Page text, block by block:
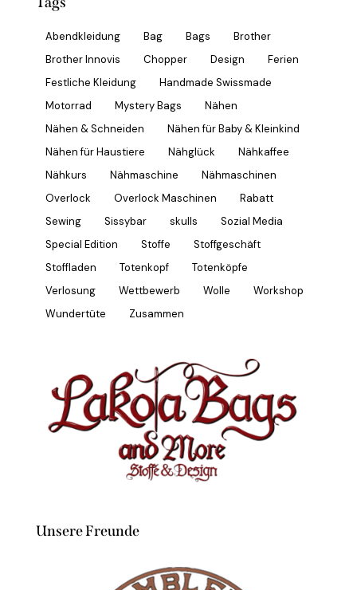
Abendkleidung Bag Bags
Brother
Brother Innovis
Chopper Design
Ferien
Festliche Kleidung
Handmade Swissmade
Motorrad
Mystery Bags
Nähen
Nähen & Schneiden
Nähen für Baby & Kleinkind
Nähen für Haustiere
Nähglück
Nähkaffee
Nähkurs
Nähmaschine
Nähmaschinen
Overlock
Overlock Maschinen
Rabatt
Sewing
Sissybar skulls
Sozial Media
Special Edition
Stoffe
Stoffgeschäft
Stoffladen
Totenkopf
Totenköpfe
Verlosung
Wettbewerb Wolle
Workshop
Wundertüte
Zusammen
Unsere Freunde